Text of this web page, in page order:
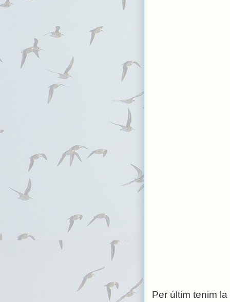
Per últim tenim